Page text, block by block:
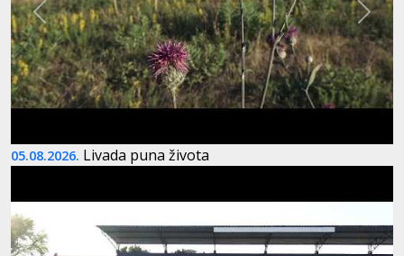
05.08.2026. Livada puna života